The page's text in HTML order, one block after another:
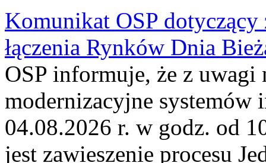
Komunikat OSP dotyczący
łączenia Rynków Dnia
OSP informuje, że z uwagi
modernizacyjne
04.08.2026 r. w godz. od
jest zawieszenie procesu